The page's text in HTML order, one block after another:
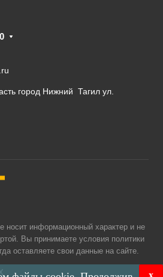
город Нижний Тагил ул.
носит информационный характер и не
Вы принимаете условия политики
оставляете свои данные на сайте.
x